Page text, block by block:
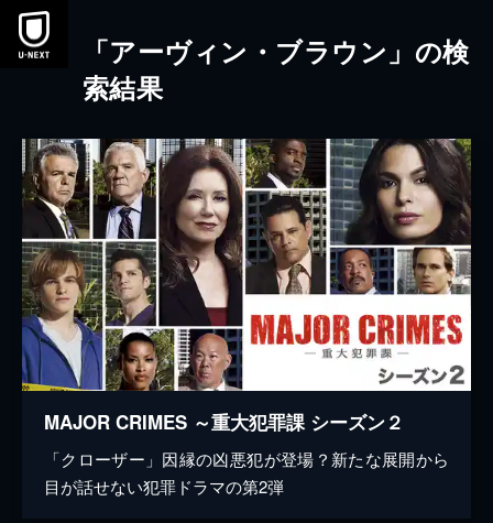
本文へスキップ
「アーヴィン・ブラウン」の検
索結果
MAJOR CRIMES ～重大犯罪課 シーズン２
「クローザー」因縁の凶悪犯が登場？新たな展開から
目が話せない犯罪ドラマの第2弾